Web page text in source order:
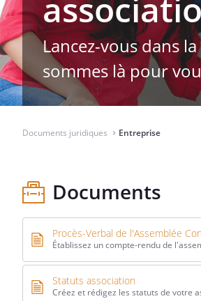
Lancez-vous dans
sommes là pour
Documents juridiques⌃ Entreprise
Documents
Procès-Verbal de l'Assemblée
Établissez un compte-rendu de
Statuts association
Créez et rédigez les statuts de votre